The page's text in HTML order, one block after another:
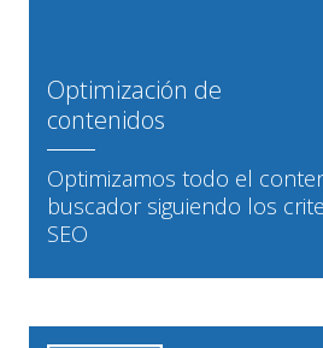
Optimización de
contenidos
Optimizamos todo el
buscador siguiendo los
SEO